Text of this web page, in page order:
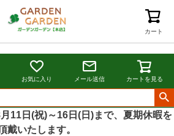
カート
お気に入り メール送信 カートを見る
11日(祝)～16日(日)まで、夏期休暇を
戴いたします。